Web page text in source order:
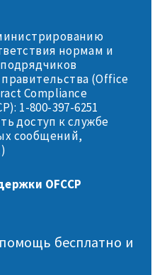
нормам и
(Office
Compliance
1-800-397-6251
доступ к службе
сообщений,
OFCCP
бесплатно и